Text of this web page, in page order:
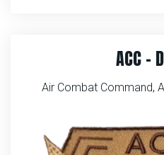
ACC –
Air Combat Command,